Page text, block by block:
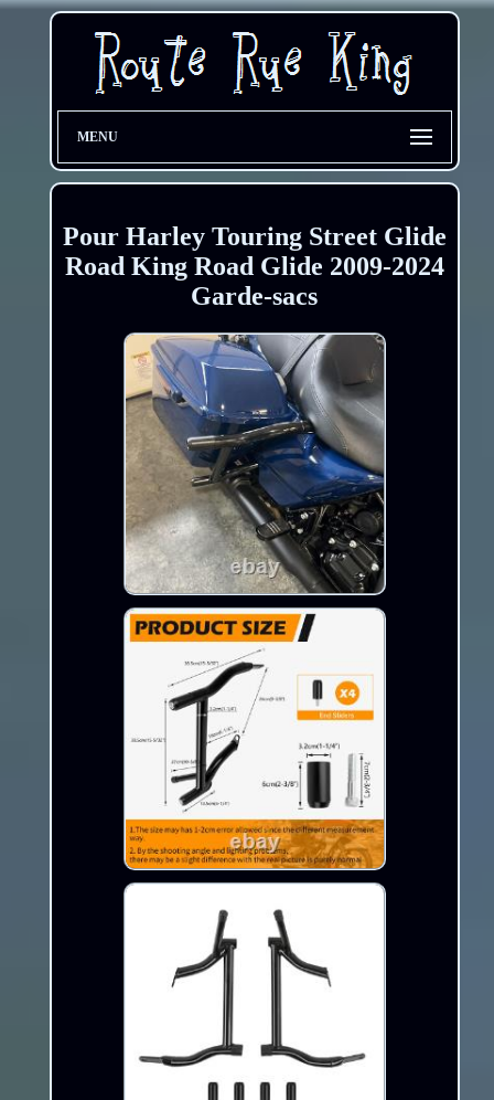
MENU
Pour Harley Touring Street Glide
Road King Road Glide 2009-2024
Garde-sacs